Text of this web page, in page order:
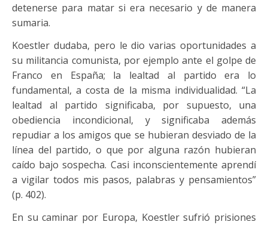
detenerse para matar si era necesario y de manera
sumaria.
Koestler dudaba, pero le dio varias oportunidades a
su militancia comunista, por ejemplo ante el golpe de
Franco en España; la lealtad al partido era lo
fundamental, a costa de la misma individualidad. “La
lealtad al partido significaba, por supuesto, una
obediencia incondicional, y significaba además
repudiar a los amigos que se hubieran desviado de la
línea del partido, o que por alguna razón hubieran
caído bajo sospecha. Casi inconscientemente aprendí
a vigilar todos mis pasos, palabras y pensamientos”
(p. 402).
En su caminar por Europa, Koestler sufrió prisiones